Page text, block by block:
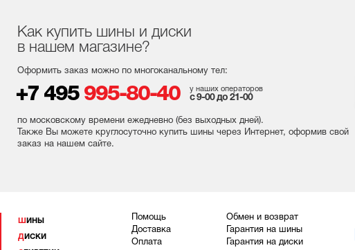
Как купить шины и диски
в нашем магазине?
Оформить заказ можно по многоканальному тел:
+7 495 995-80-40 у наших операторов
с 9-00 до 21-00
по московскому времени ежедневно (без выходных дней).
Также Вы можете круглосуточно купить шины через Интернет, оформив свой
заказ на нашем сайте.
ШИНЫ
ДИСКИ
Помощь
Доставка
Оплата
Обмен и возврат
Гарантия на шины
Гарантия на диски